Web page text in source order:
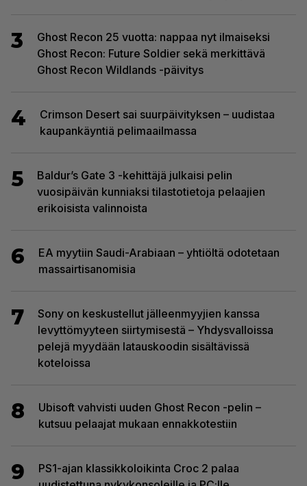
3
Ghost Recon 25 vuotta: nappaa nyt ilmaiseksi
Ghost Recon: Future Soldier sekä merkittävä
Ghost Recon Wildlands -päivitys
4
Crimson Desert sai suurpäivityksen – uudistaa
kaupankäyntiä pelimaailmassa
5
Baldur’s Gate 3 -kehittäjä julkaisi pelin
vuosipäivän kunniaksi tilastotietoja pelaajien
erikoisista valinnoista
6
EA myytiin Saudi-Arabiaan – yhtiöltä odotetaan
massairtisanomisia
7
Sony on keskustellut jälleenmyyjien kanssa
levyttömyyteen siirtymisestä – Yhdysvalloissa
pelejä myydään latauskoodin sisältävissä
koteloissa
8
Ubisoft vahvisti uuden Ghost Recon -pelin –
kutsuu pelaajat mukaan ennakkotestiin
9
PS1-ajan klassikkoloikinta Croc 2 palaa